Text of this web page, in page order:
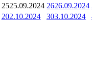
2525.09.2024 2626.09.2024
202.10.2024 303.10.2024